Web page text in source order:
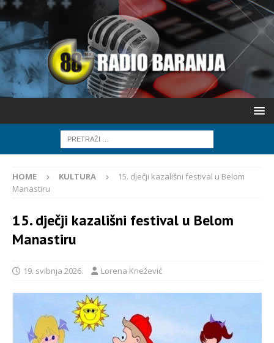
HOME KULTURA
15. dječji kazališni festival u Belom
Manastiru
15. dječji kazališni festival u Belom
Manastiru
19. svibnja 2026. Lorena Knežević